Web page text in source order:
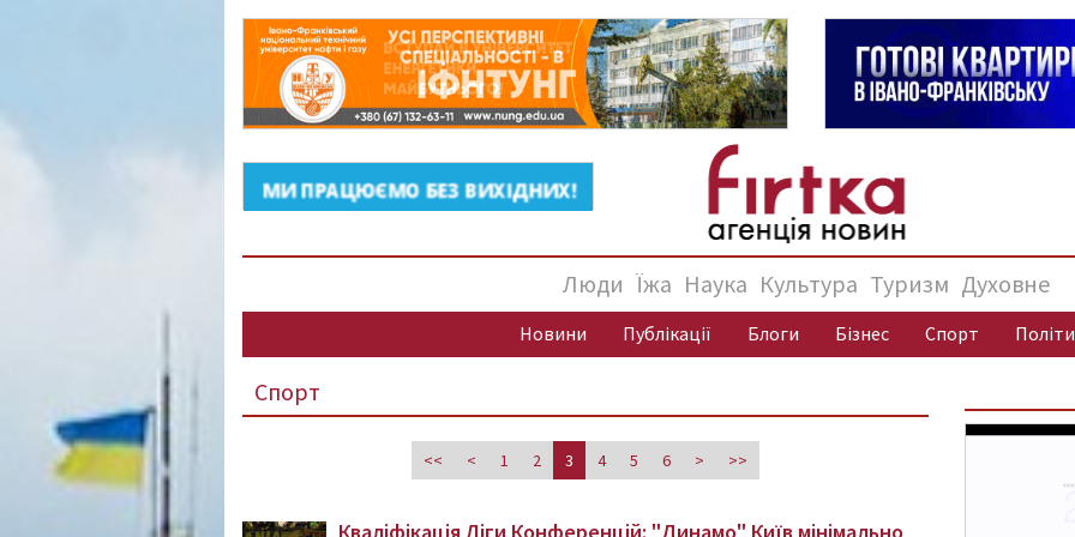
Люди Їжа Наука Культура Туризм Духовне
Новини Публікації Блоги Бізнес Спорт
Спорт
<< < 1 2 3 4 5 6 > >>
Кваліфікація Ліги Конференцій: "Динамо" Київ мінімально